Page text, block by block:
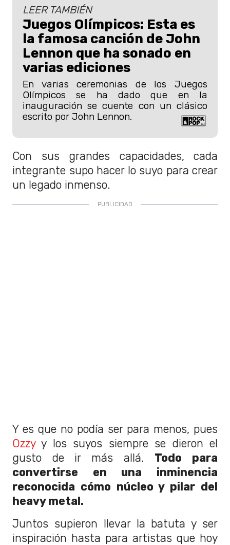
LEER TAMBIÉN
Juegos Olímpicos: Esta es
la famosa canción de John
Lennon que ha sonado en
varias ediciones
En varias ceremonias de los Juegos
Olímpicos se ha dado que en la
inauguración se cuente con un clásico
escrito por John Lennon.
Con sus grandes capacidades, cada
integrante supo hacer lo suyo para crear
un legado inmenso.
Y es que no podía ser para menos, pues
Ozzyy los suyos siempre se dieron el
gusto de ir más allá. Todo para
convertirse en una inminencia
reconocida cómo núcleo y pilar del
heavy metal.
Juntos supieron llevar la batuta y ser
inspiración hasta para artistas que hoy